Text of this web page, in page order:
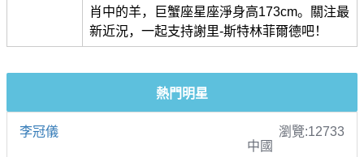
肖中的羊，巨蟹座星座淨身高173cm。關注最
新近況，一起支持謝里-斯特林菲爾德吧！
熱門明星
李冠儀
瀏覽:12733
中國